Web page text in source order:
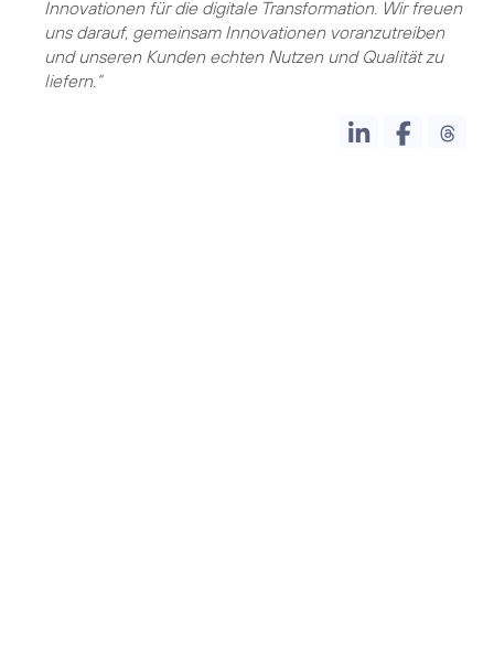
Innovationen für die digitale Transformation. Wir freuen
uns darauf, gemeinsam Innovationen voranzutreiben
und unseren Kunden echten Nutzen und Qualität zu